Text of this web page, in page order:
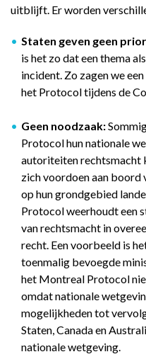
uitblijft. Er worden
Staten geven geen
is het zo dat een thema
incident. Zo zagen we
het Protocol tijdens de
Geen noodzaak:
Protocol hun nationale
autoriteiten rechtsmacht
zich voordoen aan boord
op hun grondgebied
Protocol weerhoudt een
van rechtsmacht in
recht. Een voorbeeld is
toenmalig bevoegde
het Montreal Protocol
omdat nationale
mogelijkheden tot
Staten, Canada en
nationale wetgeving.